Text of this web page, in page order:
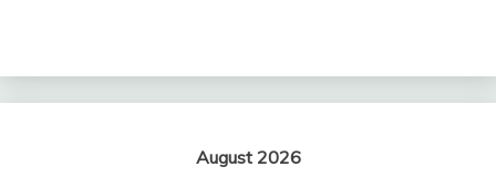
August 2026